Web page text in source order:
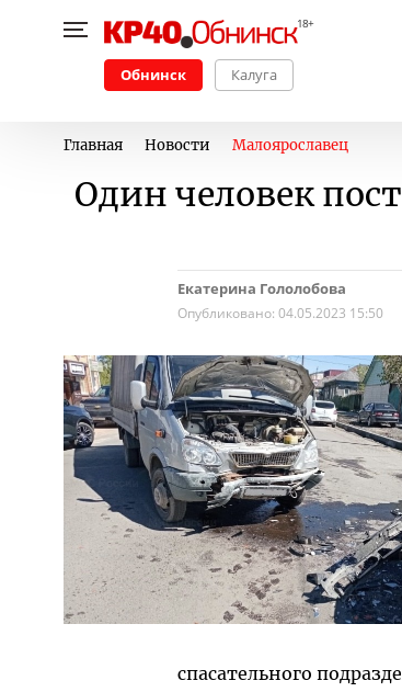
Обнинск Калуга
Главная Новости Малоярославец
Один человек
Екатерина Гололобова
Опубликовано: 04.05.2023 15:50
спасательного